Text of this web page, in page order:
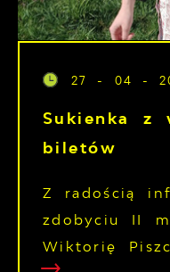
27 - 04 -
Sukienka z
biletów
Z radością
zdobyciu II
Wiktorię